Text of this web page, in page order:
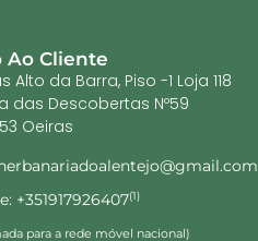
Ao Cliente
Alto da Barra, Piso -1 Loja 118
das Descobertas Nº59
Oeiras
+351917926407(1)
para a rede móvel nacional)